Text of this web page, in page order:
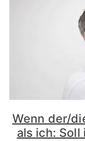
Wenn der/
als ich: